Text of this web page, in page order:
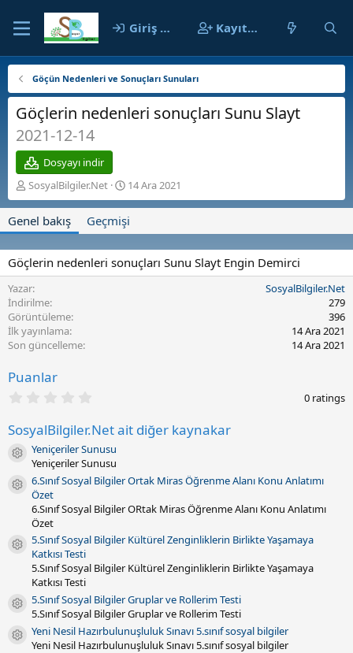
Giriş yap Kayıt ol
Göçün Nedenleri ve Sonuçları Sunuları
Göçlerin nedenleri sonuçları Sunu Slayt
2021-12-14
Dosyayı indir
Y
a
a
SosyalBilgiler.Net
O
l
ş
r
14 Ara 2021
Genel bakış Geçmişi
Göçlerin nedenleri sonuçları Sunu Slayt Engin Demirci
Yazar
SosyalBilgiler.Net
İndirilme
279
Görüntüleme
396
İlk yayınlama
14 Ara 2021
Son güncelleme
14 Ara 2021
Puanlar
0
ı
l
d
ı
z
(
a
r
)
0 ratings
SosyalBilgiler.Net ait diğer kaynakar
Kaynak ikonu
Yeniçeriler Sunusu
Yeniçeriler Sunusu
Kaynak ikonu
6.Sınıf Sosyal Bilgiler Ortak Miras Öğrenme Alanı Konu Anlatımı
Özet
6.Sınıf Sosyal Bilgiler ORtak Miras Öğrenme Alanı Konu Anlatımı
Özet
Kaynak ikonu
5.Sınıf Sosyal Bilgiler Kültürel Zenginliklerin Birlikte Yaşamaya
Katkısı Testi
5.Sınıf Sosyal Bilgiler Kültürel Zenginliklerin Birlikte Yaşamaya
Katkısı Testi
Kaynak ikonu
5.Sınıf Sosyal Bilgiler Gruplar ve Rollerim Testi
5.Sınıf Sosyal Bilgiler Gruplar ve Rollerim Testi
Kaynak ikonu
Yeni Nesil Hazırbulunuşluluk Sınavı 5.sınıf sosyal bilgiler
Yeni Nesil Hazırbulunuşluluk Sınavı 5.sınıf sosyal bilgiler